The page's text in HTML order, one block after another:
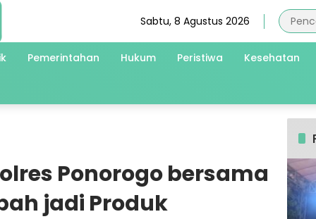
Sabtu, 8 Agustus 2026
Pemerintahan Hukum Peristiwa Kesehatan
Ponorogo bersama
jadi Produk